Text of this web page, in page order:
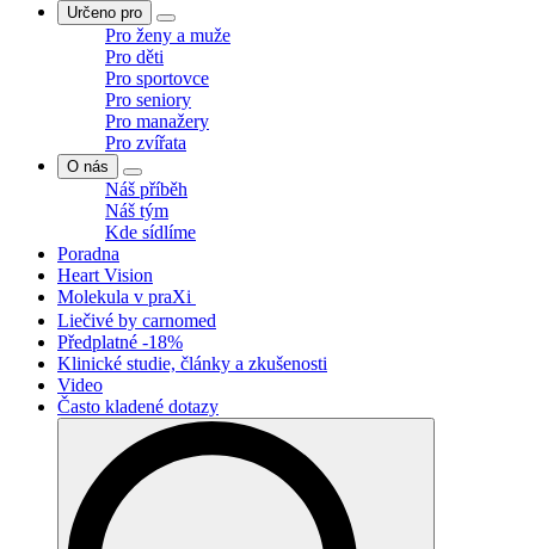
Určeno pro
Pro ženy a muže
Pro děti
Pro sportovce
Pro seniory
Pro manažery
Pro zvířata
O nás
Náš příběh
Náš tým
Kde sídlíme
Poradna
Heart Vision
Molekula v praXi
Liečivé by carnomed
Předplatné -18%
Klinické studie, články a zkušenosti
Video
Často kladené dotazy
Search